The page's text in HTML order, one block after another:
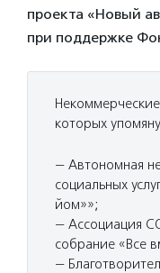
проекта «Новый
при поддержке
которых
— Автономная
социальных
йом»»;
— Ассоциация
собрание «Все
—